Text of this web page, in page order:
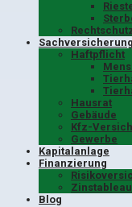
Haftpflicht
Hausrat
Gebäude
Kfz-
Gewerbe
Kapitalanlage
Finanzierung
Zinstableau
Blog